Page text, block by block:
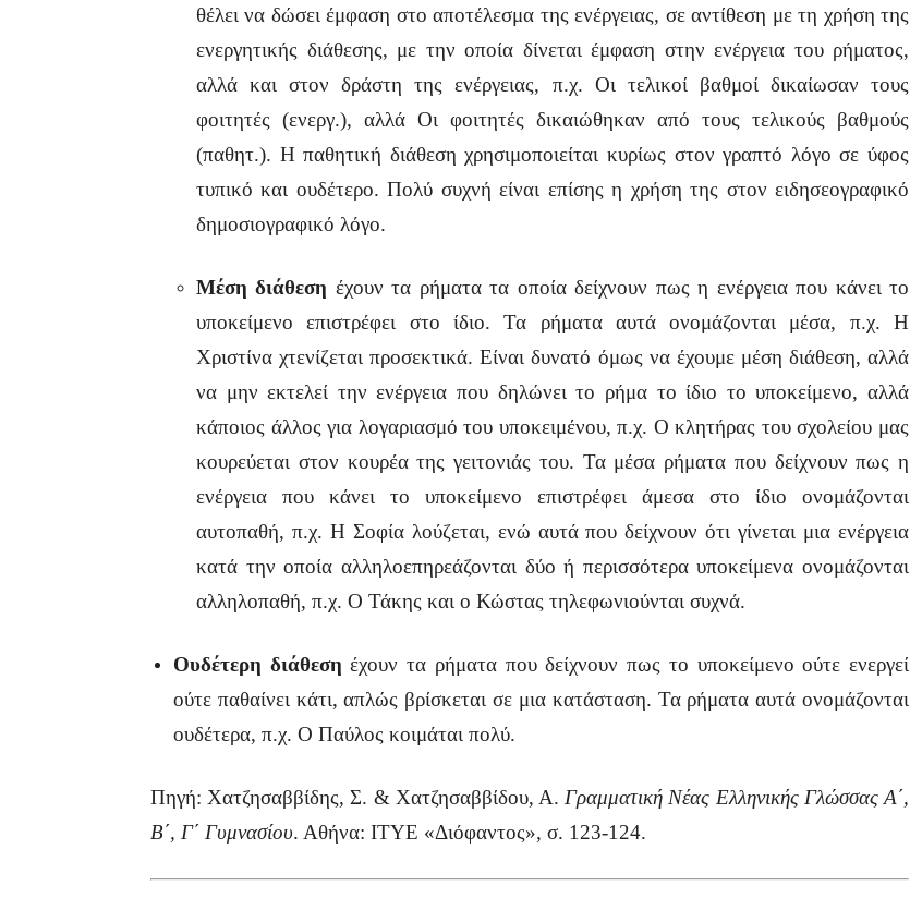
θέλει να δώσει έμφαση στο αποτέλεσμα της ενέργειας, σε αντίθεση με τη χρήση της
ενεργητικής διάθεσης, με την οποία δίνεται έμφαση στην ενέργεια του ρήματος,
αλλά και στον δράστη της ενέργειας, π.χ. Οι τελικοί βαθμοί δικαίωσαν τους
φοιτητές (ενεργ.), αλλά Οι φοιτητές δικαιώθηκαν από τους τελικούς βαθμούς
(παθητ.). Η παθητική διάθεση χρησιμοποιείται κυρίως στον γραπτό λόγο σε ύφος
τυπικό και ουδέτερο. Πολύ συχνή είναι επίσης η χρήση της στον ειδησεογραφικό
δημοσιογραφικό λόγο.
Μέση διάθεση έχουν τα ρήματα τα οποία δείχνουν πως η ενέργεια που κάνει το
υποκείμενο επιστρέφει στο ίδιο. Τα ρήματα αυτά ονομάζονται μέσα, π.χ. Η
Χριστίνα χτενίζεται προσεκτικά. Είναι δυνατό όμως να έχουμε μέση διάθεση, αλλά
να μην εκτελεί την ενέργεια που δηλώνει το ρήμα το ίδιο το υποκείμενο, αλλά
κάποιος άλλος για λογαριασμό του υποκειμένου, π.χ. Ο κλητήρας του σχολείου μας
κουρεύεται στον κουρέα της γειτονιάς του. Τα μέσα ρήματα που δείχνουν πως η
ενέργεια που κάνει το υποκείμενο επιστρέφει άμεσα στο ίδιο ονομάζονται
αυτοπαθή, π.χ. Η Σοφία λούζεται, ενώ αυτά που δείχνουν ότι γίνεται μια ενέργεια
κατά την οποία αλληλοεπηρεάζονται δύο ή περισσότερα υποκείμενα ονομάζονται
αλληλοπαθή, π.χ. Ο Τάκης και ο Κώστας τηλεφωνιούνται συχνά.
Ουδέτερη διάθεσηέχουν τα ρήματα που δείχνουν πως το υποκείμενο ούτε ενεργεί
ούτε παθαίνει κάτι, απλώς βρίσκεται σε μια κατάσταση. Τα ρήματα αυτά ονομάζονται
ουδέτερα, π.χ. O Παύλος κοιμάται πολύ.
Πηγή: Χατζησαββίδης, Σ. & Χατζησαββίδου, Α. Γραμματική Νέας Ελληνικής Γλώσσας Α΄,
Β΄, Γ΄ Γυμνασίου. Αθήνα: ΙΤΥΕ «Διόφαντος», σ. 123-124.